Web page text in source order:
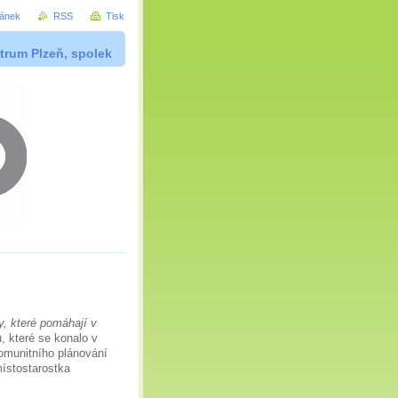
Plzeň, spolek
které pomáhají v
které se konalo v
plánování
RSS Tisk